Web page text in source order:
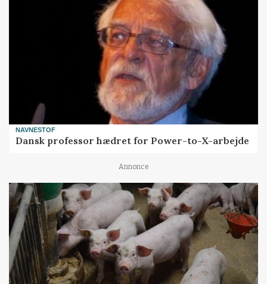
NAVNESTOF
Dansk professor hædret for Power-to-X-arbejde
Annonce